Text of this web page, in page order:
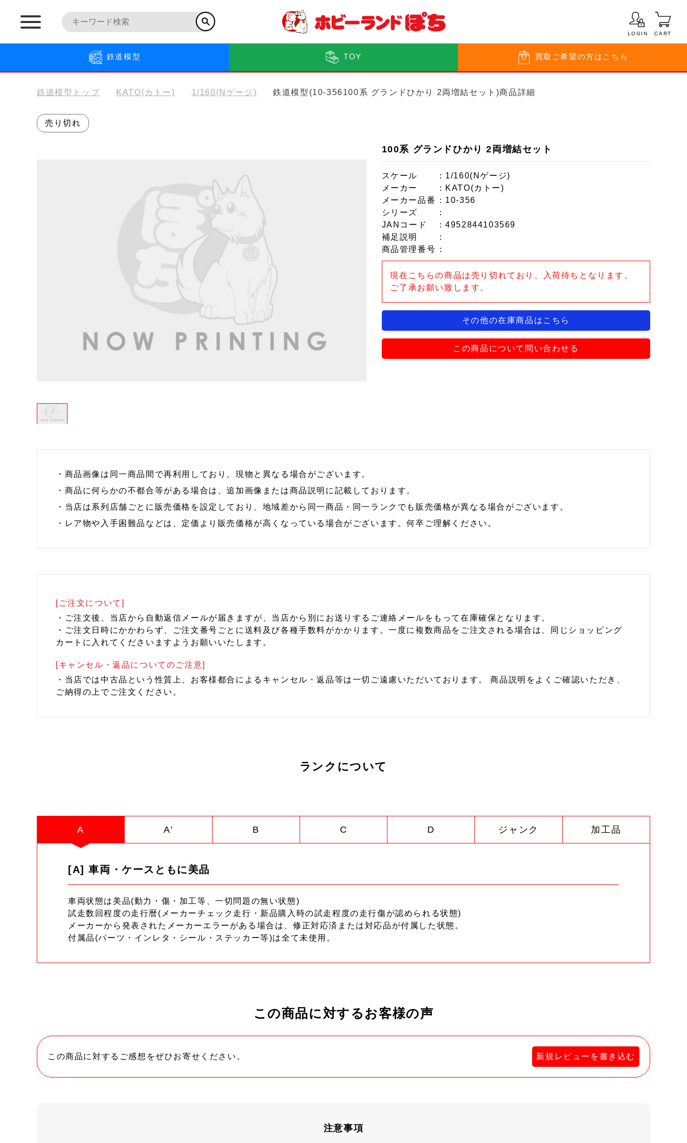
LOGIN CART
鉄道模型 TOY 買取 ご希望の方はこちら
鉄道模型トップ KATO(カトー) 1/160(Nゲージ) 鉄道模型(10-356100系 グランドひかり 2両増結セット)商品詳細
売り切れ
100系 グランドひかり 2両増結セット
スケール
：1/160(Nゲージ)
メーカー
：KATO(カトー)
メーカー品番
：10-356
シリーズ
：
JANコード
：4952844103569
補足説明
：
商品管理番号 ：
現在こちらの商品は売り切れており、入荷待ちとなります。
ご了承お願い致します。
その他の在庫商品はこちら
この商品について問い合わせる
・商品画像は同一商品間で再利用しており、現物と異なる場合がございます。
・商品に何らかの不都合等がある場合は、追加画像または商品説明に記載しております。
・当店は系列店舗ごとに販売価格を設定しており、地域差から同一商品・同一ランクでも販売価格が異なる場合がございます。
・レア物や入手困難品などは、定価より販売価格が高くなっている場合がございます。何卒ご理解ください。
[ご注文について]
・ご注文後、当店から自動返信メールが届きますが、当店から別にお送りするご連絡メールをもって在庫確保となります。
・ご注文日時にかかわらず、ご注文番号ごとに送料及び各種手数料がかかります。一度に複数商品をご注文される場合は、同じショッピング
カートに入れてくださいますようお願いいたします。
[キャンセル・返品についてのご注意]
・当店では中古品という性質上、お客様都合によるキャンセル・返品等は一切ご遠慮いただいております。 商品説明をよくご確認いただき、
ご納得の上でご注文ください。
ランクについて
A A' B C D ジャンク 加工品
[A] 車両・ケースともに美品
車両状態は美品(動力・傷・加工等、一切問題の無い状態)
試走数回程度の走行暦(メーカーチェック走行・新品購入時の試走程度の走行傷が認められる状態)
メーカーから発表されたメーカーエラーがある場合は、修正対応済または対応品が付属した状態。
付属品(パーツ・インレタ・シール・ステッカー等)は全て未使用。
この商品に対するお客様の声
この商品に対するご感想をぜひお寄せください。 新規レビューを書き込む
注意事項